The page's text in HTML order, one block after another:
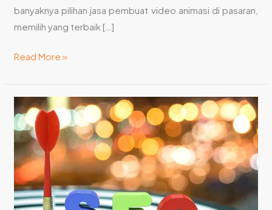
banyaknya pilihan jasa pembuat video animasi di pasaran,
memilih yang terbaik […]
Read More »
6
Manfaat
Gunakan
Jasa
Pembuat
Video
Animasi